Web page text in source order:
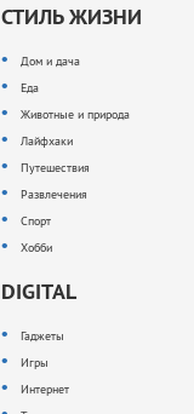
СТИЛЬ ЖИЗНИ
Дом и дача
Еда
Животные и природа
Лайфхаки
Путешествия
Развлечения
Спорт
Хобби
DIGITAL
Гаджеты
Игры
Интернет